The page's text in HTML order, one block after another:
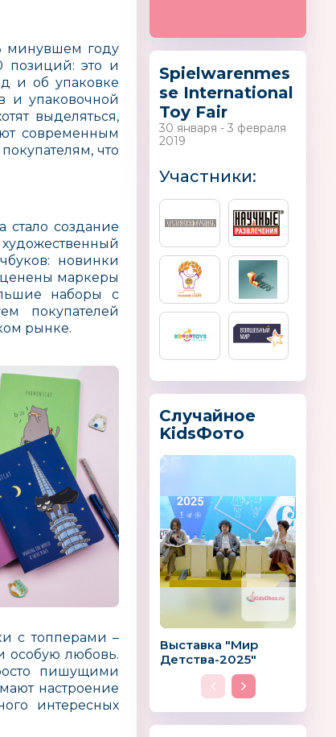
Лель
Россия, Китай
Lamaze
минувшем году
позиций: это и
и об упаковке
и упаковочной
выделяться,
современным
что
стало создание
новинки
маркеры
наборы с
покупателей
рынке.
с топперами –
особую любовь.
пишущими
настроение
интересных
Spielwarenmes
se International
Toy Fair
30 января - 3 февраля
2019
Участники:
Случайное
KidsФото
Выставка "Мир
Детства-2025"